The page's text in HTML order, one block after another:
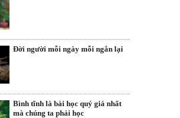
Đời người mỗi ngày mỗi ngắn lại
Bình tĩnh là bài học quý giá nhất
mà chúng ta phải học